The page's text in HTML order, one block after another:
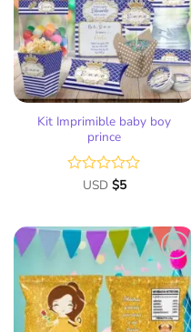
de
deseos
Kit Imprimible baby boy
prince
Valorado
de
5
USD $5
Añadir
a la
lista
de
deseos